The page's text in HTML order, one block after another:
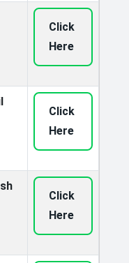
Click
Here
Click
Here
Click
Here